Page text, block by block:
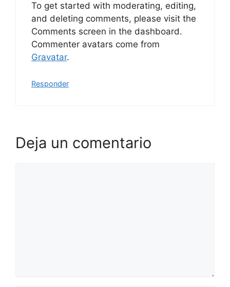
To get started with moderating, editing,
and deleting comments, please visit the
Comments screen in the dashboard.
Commenter avatars come from
Gravatar.
Responder
Deja un comentario